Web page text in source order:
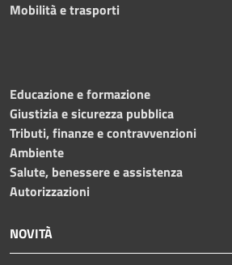
Mobilità e trasporti
Educazione e formazione
Giustizia e sicurezza pubblica
Tributi, finanze e contravvenzioni
Ambiente
Salute, benessere e assistenza
Autorizzazioni
NOVITÀ